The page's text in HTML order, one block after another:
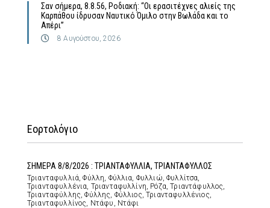
Σαν σήμερα, 8.8.56, Ροδιακή: “Οι ερασιτέχνες αλιείς της
Καρπάθου ίδρυσαν Ναυτικό Όμιλο στην Βωλάδα και το
Απέρι”
8 Αυγούστου, 2026
Εορτολόγιο
ΣΗΜΕΡΑ 8/8/2026 : ΤΡΙΑΝΤΑΦΥΛΛΙΑ, ΤΡΙΑΝΤΑΦΥΛΛΟΣ
Τριανταφυλλιά, Φύλλη, Φύλλια, Φυλλιώ, Φυλλίτσα,
Τριανταφυλλένια, Τριανταφυλλίνη, Ρόζα, Τριαντάφυλλος,
Τριανταφύλλης, Φύλλης, Φύλλιος, Τριανταφυλλένιος,
Τριανταφυλλίνος, Ντάφυ, Ντάφι